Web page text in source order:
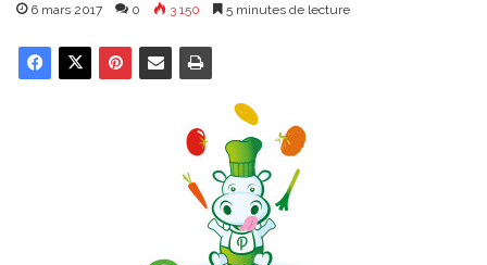
6 mars 2017 0 3 150 5 minutes de lecture